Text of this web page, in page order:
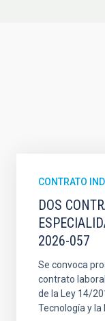
CONTRATO
DOS
2026-057
Se convoca
contrato
de la Ley 14/
Tecnología y